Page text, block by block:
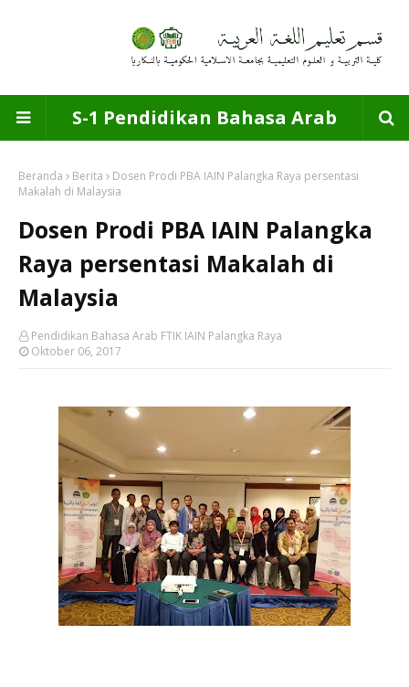
S-1 Pendidikan Bahasa Arab
Beranda Berita
Dosen Prodi PBA IAIN Palangka Raya persentasi
Makalah di Malaysia
Dosen Prodi PBA IAIN Palangka
Raya persentasi Makalah di
Malaysia
Pendidikan Bahasa Arab FTIK IAIN Palangka Raya
Oktober 06, 2017